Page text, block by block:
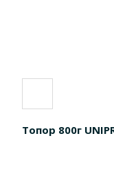
Топор 800г